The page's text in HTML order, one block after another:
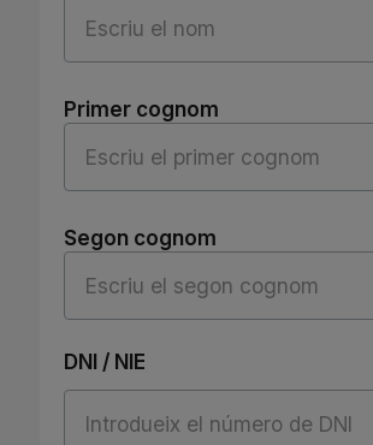
Primer cognom
Segon cognom
DNI / NIE